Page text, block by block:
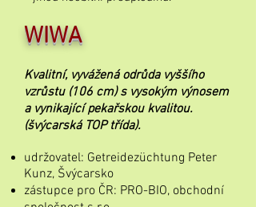
WIWA
Kvalitní, vyvážená odrůda vyššího
vzrůstu (106 cm) s vysokým výnosem
a vynikající pekařskou kvalitou.
(švýcarská TOP třída).
udržovatel: Getreidezüchtung Peter
Kunz, Švýcarsko
zástupce pro ČR: PRO-BIO, obchodní